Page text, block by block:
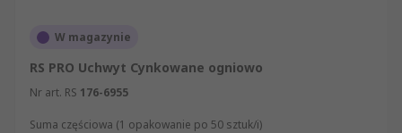
W magazynie
RS PRO Uchwyt Cynkowane ogniowo
Nr art. RS 176-6955
Suma częściowa (1 opakowanie po 50 sztuk/i)